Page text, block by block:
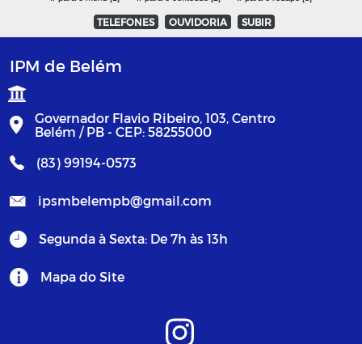
TELEFONES OUVIDORIA SUBIR
IPM de Belém
Governador Flavio Ribeiro, 103, Centro
Belém / PB - CEP: 58255000
(83) 99194-0573
ipsmbelempb@gmail.com
Segunda à Sexta: De 7h às 13h
Mapa do Site